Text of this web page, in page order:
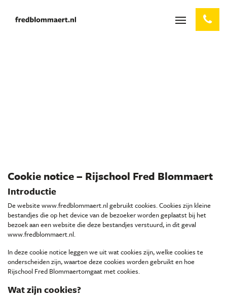
Cookie notice – Rijschool Fred Blommaert
Introductie
De website www.fredblommaert.nl gebruikt cookies. Cookies zijn kleine
bestandjes die op het device van de bezoeker worden geplaatst bij het
bezoek aan een website die deze bestandjes verstuurd, in dit geval
www.fredblommaert.nl.
In deze cookie notice leggen we uit wat cookies zijn, welke cookies te
onderscheiden zijn, waartoe deze cookies worden gebruikt en hoe
Rijschool Fred Blommaertomgaat met cookies.
Wat zijn cookies?